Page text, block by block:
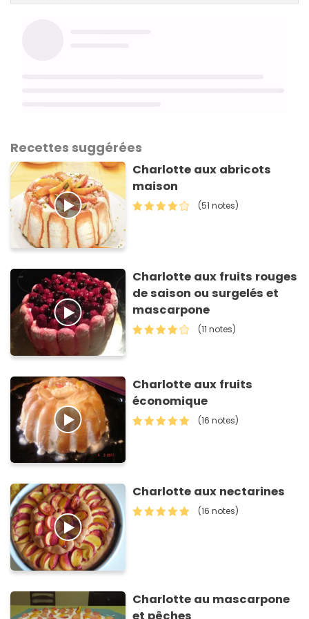
Recettes suggérées
Charlotte aux abricots
maison
(51 notes)
Charlotte aux fruits rouges
de saison ou surgelés et
mascarpone
(11 notes)
Charlotte aux fruits
économique
(16 notes)
Charlotte aux nectarines
(16 notes)
Charlotte au mascarpone
et pêches